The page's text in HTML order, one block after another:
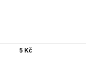
5 Kč